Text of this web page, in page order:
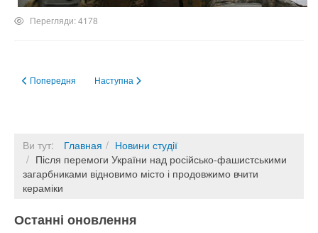
Перегляди: 4178
Попередня стаття: Київ дав 158 королів і королев Європі
Попередня Наступна стаття: Карантин до 25 квітня 2021 року
Наступна
Ви тут: Главная
Новини студії
Після перемоги України над російсько-фашистськими
загарбниками відновимо місто і продовжимо вчити
кераміки
Останні оновлення